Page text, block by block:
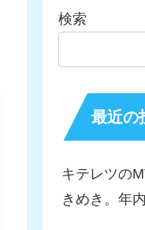
検索
最近の
キテレツの
きめき。年